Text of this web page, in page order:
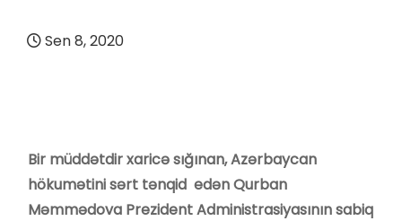
Sen 8, 2020
Bir müddətdir xaricə sığınan, Azərbaycan
hökumətini sərt tənqid edən Qurban
Məmmədova Prezident Administrasiyasının sabiq